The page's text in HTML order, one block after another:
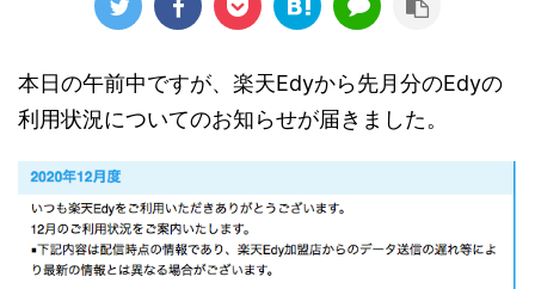
本日の午前中ですが、楽天Edyから先月分のEdyの
利用状況についてのお知らせが届きました。